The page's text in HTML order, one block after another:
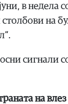
в недела
на
сигнали
на